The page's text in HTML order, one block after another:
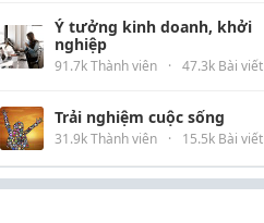
Ý tưởng kinh doanh, khởi
nghiệp
91.7k Thành viên · 47.3k Bài viết
Trải nghiệm cuộc sống
31.9k Thành viên · 15.5k Bài viết